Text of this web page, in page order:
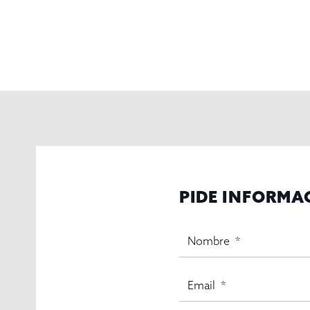
PIDE